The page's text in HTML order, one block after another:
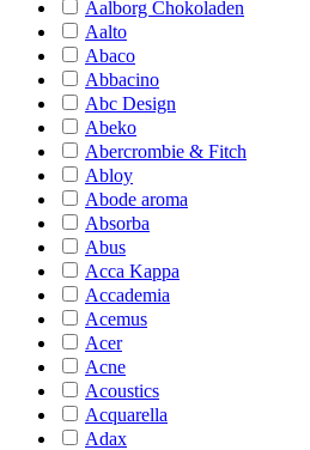
Aalborg Chokoladen
Aalto
Abaco
Abbacino
Abc Design
Abeko
Abercrombie & Fitch
Abloy
Abode aroma
Absorba
Abus
Acca Kappa
Accademia
Acemus
Acer
Acne
Acoustics
Acquarella
Adax